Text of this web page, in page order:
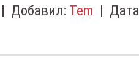
| Добавил: Tem |